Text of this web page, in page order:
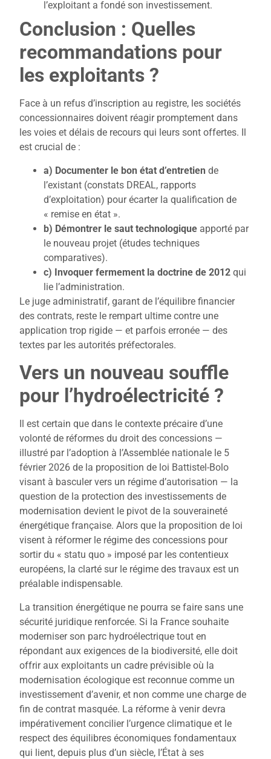
l’exploitant a fondé son investissement.
Conclusion : Quelles
recommandations pour
les exploitants ?
Face à un refus d’inscription au registre, les sociétés
concessionnaires doivent réagir promptement dans
les voies et délais de recours qui leurs sont offertes. Il
est crucial de :
a) Documenter le bon état d’entretien de
l’existant (constats DREAL, rapports
d’exploitation) pour écarter la qualification de
« remise en état ».
b) Démontrer le saut technologique apporté par
le nouveau projet (études techniques
comparatives).
c) Invoquer fermement la doctrine de 2012 qui
lie l’administration.
Le juge administratif, garant de l’équilibre financier
des contrats, reste le rempart ultime contre une
application trop rigide — et parfois erronée — des
textes par les autorités préfectorales.
Vers un nouveau souffle
pour l’hydroélectricité ?
Il est certain que dans le contexte précaire d’une
volonté de réformes du droit des concessions —
illustré par l’adoption à l’Assemblée nationale le 5
février 2026 de la proposition de loi Battistel-Bolo
visant à basculer vers un régime d’autorisation — la
question de la protection des investissements de
modernisation devient le pivot de la souveraineté
énergétique française. Alors que la proposition de loi
visent à réformer le régime des concessions pour
sortir du « statu quo » imposé par les contentieux
européens, la clarté sur le régime des travaux est un
préalable indispensable.
La transition énergétique ne pourra se faire sans une
sécurité juridique renforcée. Si la France souhaite
moderniser son parc hydroélectrique tout en
répondant aux exigences de la biodiversité, elle doit
offrir aux exploitants un cadre prévisible où la
modernisation écologique est reconnue comme un
investissement d’avenir, et non comme une charge de
fin de contrat masquée. La réforme à venir devra
impérativement concilier l’urgence climatique et le
respect des équilibres économiques fondamentaux
qui lient, depuis plus d’un siècle, l’État à ses